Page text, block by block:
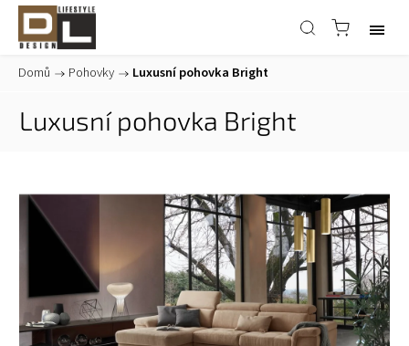
Domů / Pohovky / Luxusní pohovka Bright
Luxusní pohovka Bright